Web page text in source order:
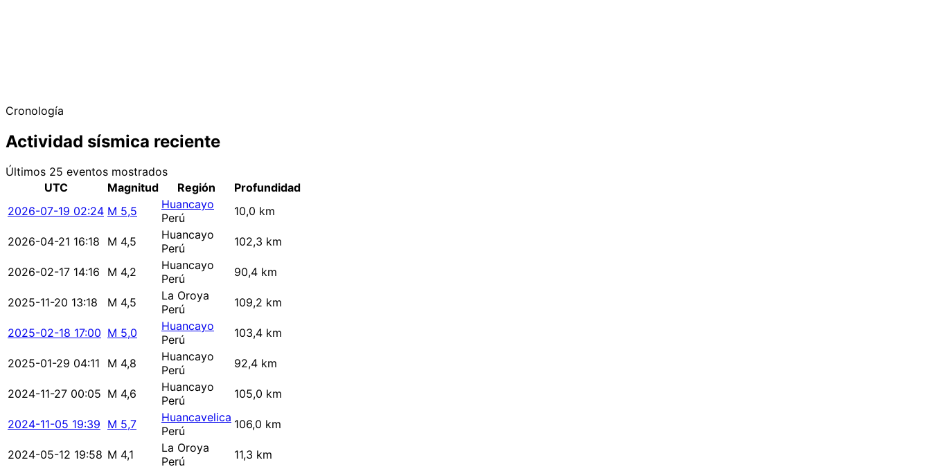
Cronología
Actividad sísmica reciente
Últimos 25 eventos mostrados
UTC
Magnitud Región
Profundidad
2026-07-19 02:24 M 5,5
Huancayo
Perú
10,0 km
2026-04-21 16:18 M 4,5
Huancayo
Perú
102,3 km
2026-02-17 14:16 M 4,2
Huancayo
Perú
90,4 km
2025-11-20 13:18 M 4,5
La Oroya
Perú
109,2 km
2025-02-18 17:00 M 5,0
Huancayo
Perú
103,4 km
2025-01-29 04:11 M 4,8
Huancayo
Perú
92,4 km
2024-11-27 00:05 M 4,6
Huancayo
Perú
105,0 km
2024-11-05 19:39 M 5,7
Huancavelica
Perú
106,0 km
2024-05-12 19:58 M 4,1
La Oroya
Perú
11,3 km